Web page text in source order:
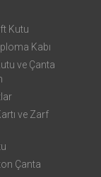
Kutu
Kabı
ve Çanta
ve Zarf
Çanta